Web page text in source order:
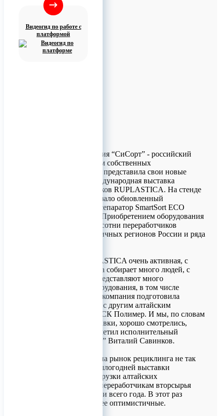
Видеогид по работе с
платформой
Алтайская компания “СиСорт” - российский
лидер по продажам собственных
фотосепараторов - представила свои новые
разработки на международная выставка
пластмасс и каучуков RUPLASTICA. На стенде
предприятие показало обновленный
компактный фотосепаратор SmartSort ECO
(СмартСорт Эко). Приобретением оборудования
заинтересовались сотни переработчиков
вторсырья из различных регионов России и ряда
“Выставка RUPLASTICA очень активная, с
одной стороны она собирает много людей, с
другой - на ней представляют много
иностранного оборудования, в том числе
китайского. Наша компания подготовила
совместный стенд с другим алтайским
предприятиям - МСК Полимер. И мы, по словам
посетителей выставки, хорошо смотрелись,
выделялись”, - отметил исполнительный
директор “СиСорт” Виталий Савинков.
“СиСорт” вышел на рынок рециклинга не так
давно. После прошлогодней выставки
RUPLASTICA отгрузки алтайских
фотосепараторов переработчикам вторсырья
шли на протяжении всего года. В этот раз
прогнозы еще более оптимистичные.